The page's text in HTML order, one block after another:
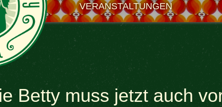
VERANSTALTUNGEN
Betty muss jetzt auch